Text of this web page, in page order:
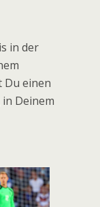
in der
Du einen
Deinem